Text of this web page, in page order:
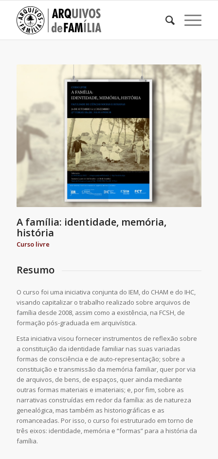
A família: identidade, memória,
história
Curso livre
Resumo
O curso foi uma iniciativa conjunta do IEM, do CHAM e do IHC,
visando capitalizar o trabalho realizado sobre arquivos de
família desde 2008, assim como a existência, na FCSH, de
formação pós-graduada em arquivística.
Esta iniciativa visou fornecer instrumentos de reflexão sobre
a constituição da identidade familiar nas suas variadas
formas de consciência e de auto-representação; sobre a
constituição e transmissão da memória familiar, quer por via
de arquivos, de bens, de espaços, quer ainda mediante
outras formas materiais e imateriais; e, por fim, sobre as
narrativas construídas em redor da família: as de natureza
genealógica, mas também as historiográficas e as
romanceadas. Por isso, o curso foi estruturado em torno de
três eixos: identidade, memória e “formas” para a história da
família.